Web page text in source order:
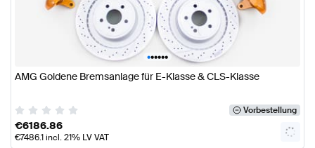
••••••
AMG Goldene Bremsanlage für E-Klasse & CLS-Klasse
Vorbestellung
€6186.86
€7486.1incl. 21% LV VAT